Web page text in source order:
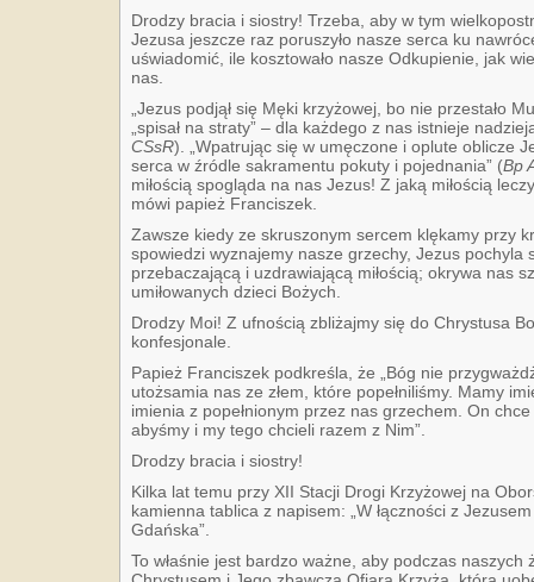
Drodzy bracia i siostry! Trzeba, aby w tym
Jezusa jeszcze raz poruszyło nasze serca ku
uświadomić, ile kosztowało nasze Odkupienie, jak
nas.
„Jezus podjął się Męki krzyżowej, bo nie przestało
„spisał na straty” – dla każdego z nas istnieje
CSsR). „Wpatrując się w umęczone i oplute oblicze
serca w źródle sakramentu pokuty i pojednania” (Bp
miłością spogląda na nas Jezus! Z jaką miłością
mówi papież Franciszek.
Zawsze kiedy ze skruszonym sercem klękamy przy
spowiedzi wyznajemy nasze grzechy, Jezus pochyla
przebaczającą i uzdrawiającą miłością; okrywa nas
umiłowanych dzieci Bożych.
Drodzy Moi! Z ufnością zbliżajmy się do Chrystusa
konfesjonale.
Papież Franciszek podkreśla, że „Bóg nie
utożsamia nas ze złem, które popełniliśmy. Mamy
imienia z popełnionym przez nas grzechem. On
abyśmy i my tego chcieli razem z Nim”.
Drodzy bracia i siostry!
Kilka lat temu przy XII Stacji Drogi Krzyżowej na
kamienna tablica z napisem: „W łączności z
Gdańska”.
To właśnie jest bardzo ważne, aby podczas naszych